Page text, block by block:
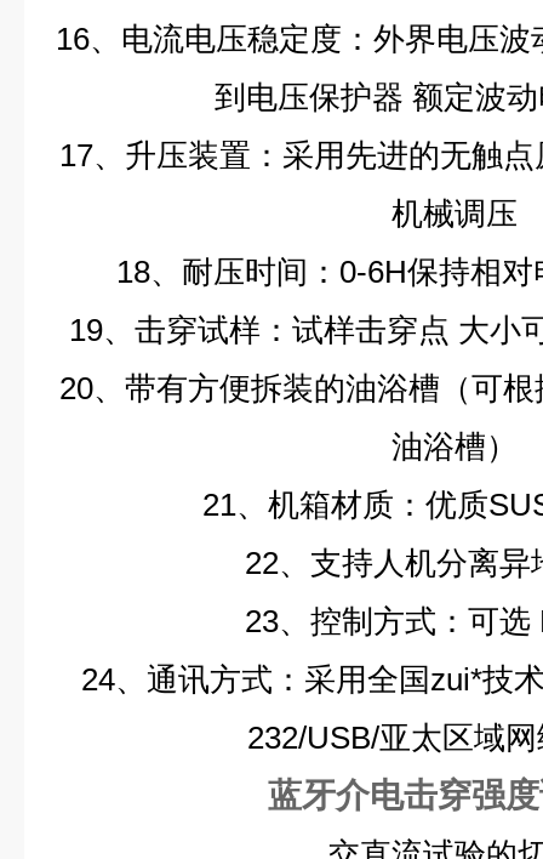
16、电流电压稳定度：外界电压波
到电压保护器 额定波
17、升压装置：采用先进的无触
机械调压
18、耐压时间：0-6H保持相对
19、击穿试样：试样击穿点 大小
20、带有方便拆装的油浴槽（可
油浴槽）
21、机箱材质：优质
22、支持人机分离异
23、控制方式：可选
24、通讯方式：采用全国zui*技
232/USB/亚太区域
蓝牙介电击穿强